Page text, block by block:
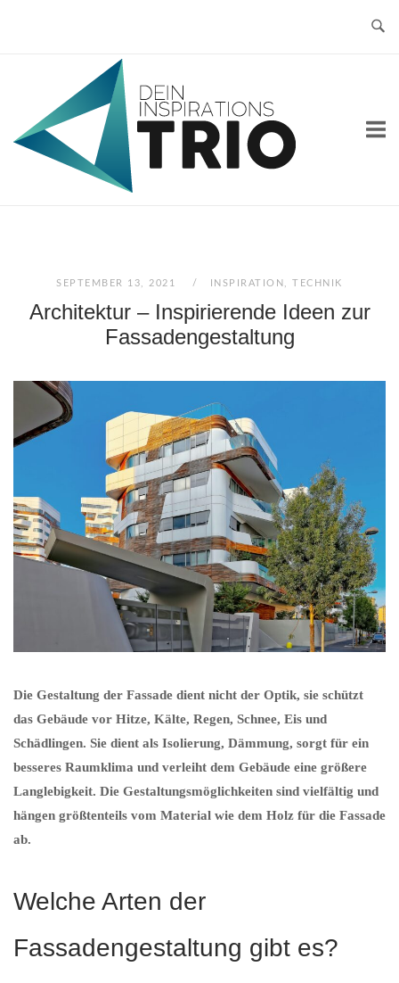
SEPTEMBER 13, 2021 INSPIRATION ,TECHNIK
Architektur – Inspirierende Ideen zur
Fassadengestaltung
Die Gestaltung der Fassade dient nicht der Optik, sie schützt
das Gebäude vor Hitze, Kälte, Regen, Schnee, Eis und
Schädlingen. Sie dient als Isolierung, Dämmung, sorgt für ein
besseres Raumklima und verleiht dem Gebäude eine größere
Langlebigkeit. Die Gestaltungsmöglichkeiten sind vielfältig und
hängen größtenteils vom Material wie dem Holz für die Fassade
ab.
Welche Arten der
Fassadengestaltung gibt es?